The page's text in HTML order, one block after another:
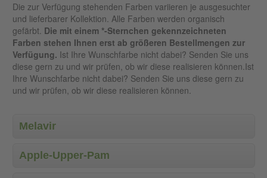
Die zur Verfügung stehenden Farben variieren je ausgesuchter
und lieferbarer Kollektion. Alle Farben werden organisch
gefärbt. Die mit einem *-Sternchen gekennzeichneten
Farben stehen Ihnen erst ab größeren Bestellmengen zur
Verfügung. Ist Ihre Wunschfarbe nicht dabei? Senden Sie uns
diese gern zu und wir prüfen, ob wir diese realisieren können.Ist
Ihre Wunschfarbe nicht dabei? Senden Sie uns diese gern zu
und wir prüfen, ob wir diese realisieren können.
Melavir
Apple-Upper-Pam